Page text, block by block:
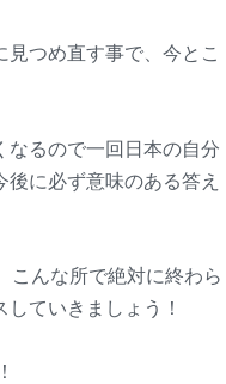
つめ直す事で、今とこ
なるので一回日本の自分
に必ず意味のある答え
こんな所で絶対に終わら
ていきましょう！